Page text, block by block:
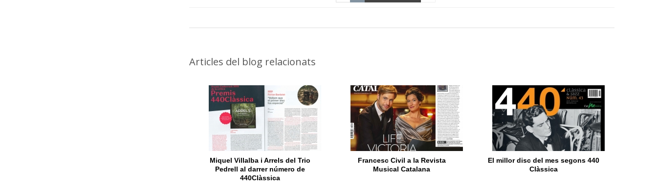
Articles del blog relacionats
Miquel Villalba i Arrels del Trio
Pedrell al darrer número de
440Clàssica
Francesc Civil a la Revista
Musical Catalana
El millor disc del mes segons 440
Clàssica